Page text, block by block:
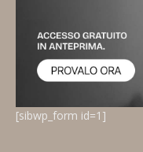
[sibwp_form id=1]